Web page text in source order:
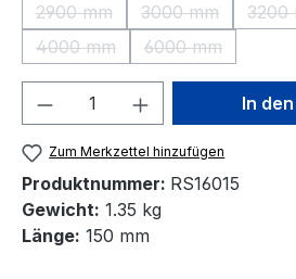
2900 mm
(Diese Option ist zurzeit nicht
3000 mm
(Diese Option
3200
4000 mm
(Diese Option ist zurzeit nicht
6000 mm
(Diese Option
Produkt Anzahl: Gib
In
Zum Merkzettel hinzufügen
Produktnummer: RS16015
Gewicht: 1.35 kg
Länge: 150 mm